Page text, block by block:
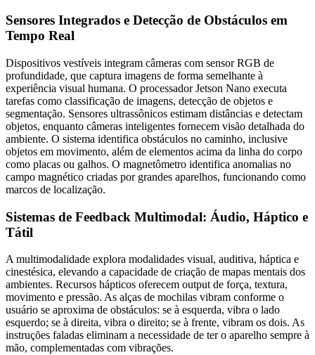
Sensores Integrados e Detecção de Obstáculos em
Tempo Real
Dispositivos vestíveis integram câmeras com sensor RGB de
profundidade, que captura imagens de forma semelhante à
experiência visual humana. O processador Jetson Nano executa
tarefas como classificação de imagens, detecção de objetos e
segmentação. Sensores ultrassônicos estimam distâncias e detectam
objetos, enquanto câmeras inteligentes fornecem visão detalhada do
ambiente. O sistema identifica obstáculos no caminho, inclusive
objetos em movimento, além de elementos acima da linha do corpo
como placas ou galhos. O magnetômetro identifica anomalias no
campo magnético criadas por grandes aparelhos, funcionando como
marcos de localização.
Sistemas de Feedback Multimodal: Áudio, Háptico e
Tátil
A multimodalidade explora modalidades visual, auditiva, háptica e
cinestésica, elevando a capacidade de criação de mapas mentais dos
ambientes. Recursos hápticos oferecem output de força, textura,
movimento e pressão. As alças de mochilas vibram conforme o
usuário se aproxima de obstáculos: se à esquerda, vibra o lado
esquerdo; se à direita, vibra o direito; se à frente, vibram os dois. As
instruções faladas eliminam a necessidade de ter o aparelho sempre à
mão, complementadas com vibrações.